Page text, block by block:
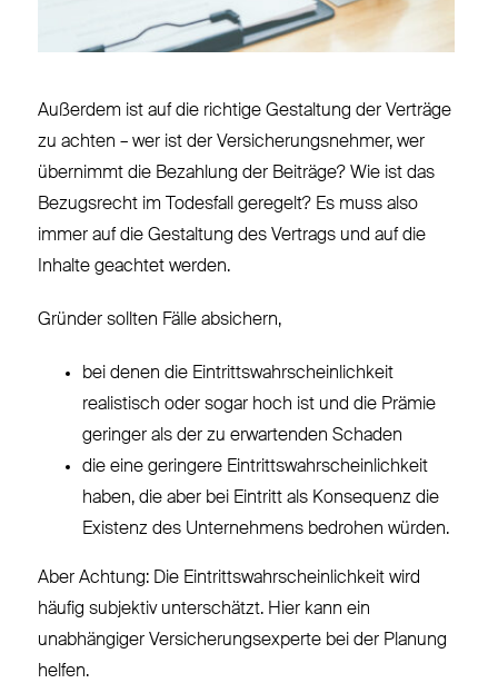
Außerdem ist auf die richtige Gestaltung der Verträge
zu achten – wer ist der Versicherungsnehmer, wer
übernimmt die Bezahlung der Beiträge? Wie ist das
Bezugsrecht im Todesfall geregelt? Es muss also
immer auf die Gestaltung des Vertrags und auf die
Inhalte geachtet werden.
Gründer sollten Fälle absichern,
bei denen die Eintrittswahrscheinlichkeit
realistisch oder sogar hoch ist und die Prämie
geringer als der zu erwartenden Schaden
die eine geringere Eintrittswahrscheinlichkeit
haben, die aber bei Eintritt als Konsequenz die
Existenz des Unternehmens bedrohen würden.
Aber Achtung: Die Eintrittswahrscheinlichkeit wird
häufig subjektiv unterschätzt. Hier kann ein
unabhängiger Versicherungsexperte bei der Planung
helfen.